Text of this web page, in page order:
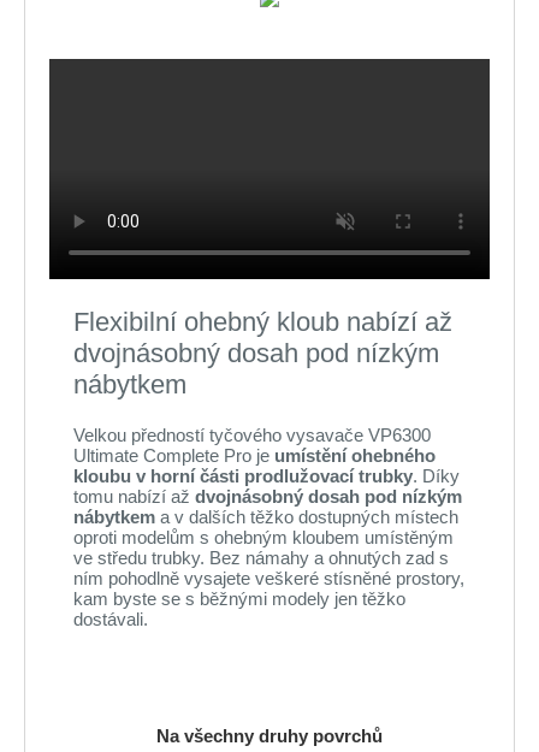
Flexibilní ohebný kloub nabízí až
dvojnásobný dosah pod nízkým
nábytkem
Velkou předností tyčového vysavače VP6300
Ultimate Complete Pro je umístění ohebného
kloubu v horní části prodlužovací trubky. Díky
tomu nabízí až dvojnásobný dosah pod nízkým
nábytkem a v dalších těžko dostupných místech
oproti modelům s ohebným kloubem umístěným
ve středu trubky. Bez námahy a ohnutých zad s
ním pohodlně vysajete veškeré stísněné prostory,
kam byste se s běžnými modely jen těžko
dostávali.
Na všechny druhy povrchů